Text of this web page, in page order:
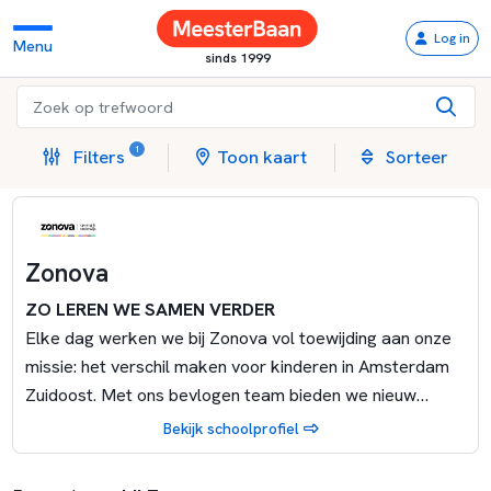
Menu
sinds 1999
Log in
Filters 1 Toon kaart Sorteer
Zonova
ZO LEREN WE SAMEN VERDER
Elke dag werken we bij Zonova vol toewijding aan onze
missie: het verschil maken voor kinderen in Amsterdam
Zuidoost. Met ons bevlogen team bieden we nieuw
perspectief en gaan we van de gebaande paden, zodat
kinderen het beste uit zichzelf halen. We staan midden in
Bekijk schoolprofiel